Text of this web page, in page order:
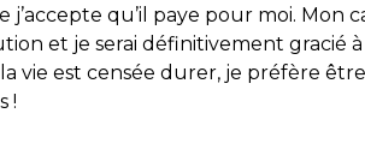
qu’il paye pour moi. Mon
et je serai définitivement gracié
vie est censée durer, je préfère
!